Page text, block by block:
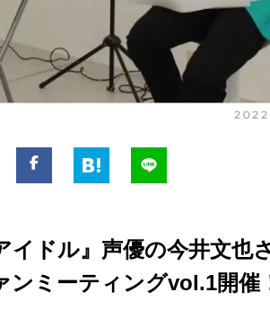
ドル』声優の今井文也
ンミーティングvol.1開